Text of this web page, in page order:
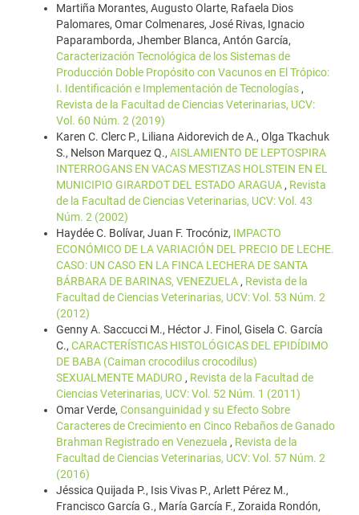
Martiña Morantes, Augusto Olarte, Rafaela Dios
Palomares, Omar Colmenares, José Rivas, Ignacio
Paparamborda, Jhember Blanca, Antón García,
Caracterización Tecnológica de los Sistemas de
Producción Doble Propósito con Vacunos en El Trópico:
I. Identificación e Implementación de Tecnologías ,
Revista de la Facultad de Ciencias Veterinarias, UCV:
Vol. 60 Núm. 2 (2019)
Karen C. Clerc P., Liliana Aidorevich de A., Olga Tkachuk
S., Nelson Marquez Q., AISLAMIENTO DE LEPTOSPIRA
INTERROGANS EN VACAS MESTIZAS HOLSTEIN EN EL
MUNICIPIO GIRARDOT DEL ESTADO ARAGUA , Revista
de la Facultad de Ciencias Veterinarias, UCV: Vol. 43
Núm. 2 (2002)
Haydée C. Bolívar, Juan F. Trocóniz, IMPACTO
ECONÓMICO DE LA VARIACIÓN DEL PRECIO DE LECHE.
CASO: UN CASO EN LA FINCA LECHERA DE SANTA
BÁRBARA DE BARINAS, VENEZUELA , Revista de la
Facultad de Ciencias Veterinarias, UCV: Vol. 53 Núm. 2
(2012)
Genny A. Saccucci M., Héctor J. Finol, Gisela C. García
C., CARACTERÍSTICAS HISTOLÓGICAS DEL EPIDÍDIMO
DE BABA (Caiman crocodilus crocodilus)
SEXUALMENTE MADURO , Revista de la Facultad de
Ciencias Veterinarias, UCV: Vol. 52 Núm. 1 (2011)
Omar Verde, Consanguinidad y su Efecto Sobre
Caracteres de Crecimiento en Cinco Rebaños de Ganado
Brahman Registrado en Venezuela , Revista de la
Facultad de Ciencias Veterinarias, UCV: Vol. 57 Núm. 2
(2016)
Jéssica Quijada P., Isis Vivas P., Arlett Pérez M.,
Francisco García G., María García F., Zoraida Rondón,